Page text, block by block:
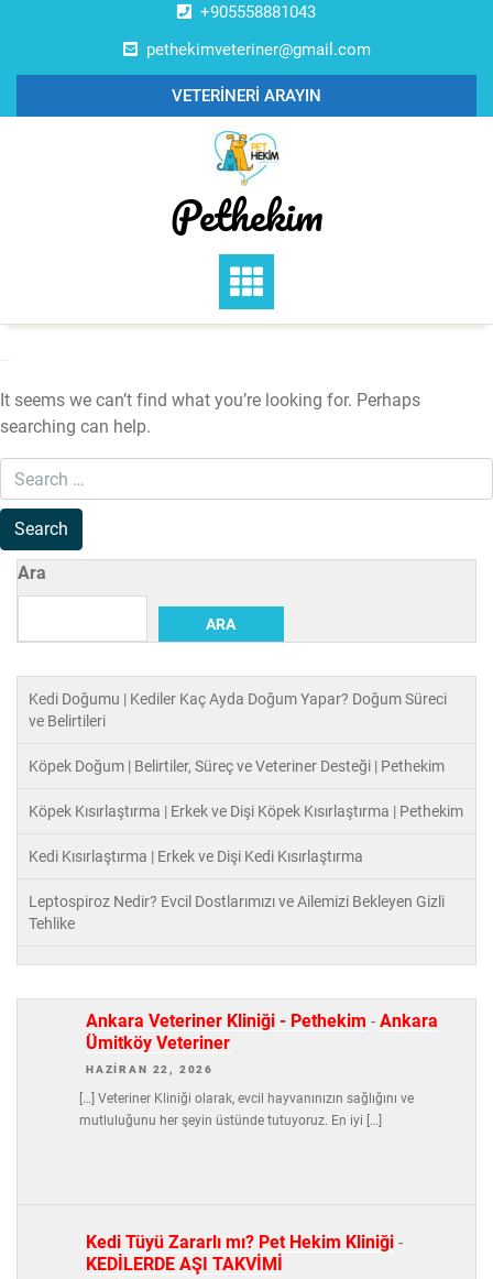
+905558881043
pethekimveteriner@gmail.com
VETERİNERİ ARAYIN
Pethekim
It seems we can’t find what you’re looking for. Perhaps
searching can help.
Ara
ARA
Kedi Doğumu | Kediler Kaç Ayda Doğum Yapar? Doğum Süreci
ve Belirtileri
Köpek Doğum | Belirtiler, Süreç ve Veteriner Desteği | Pethekim
Köpek Kısırlaştırma | Erkek ve Dişi Köpek Kısırlaştırma | Pethekim
Kedi Kısırlaştırma | Erkek ve Dişi Kedi Kısırlaştırma
Leptospiroz Nedir? Evcil Dostlarımızı ve Ailemizi Bekleyen Gizli
Tehlike
Ankara Veteriner Kliniği - Pethekim - Ankara
Ümitköy Veteriner
HAZIRAN 22, 2026
[…] Veteriner Kliniği olarak, evcil hayvanınızın sağlığını ve
mutluluğunu her şeyin üstünde tutuyoruz. En iyi […]
Kedi Tüyü Zararlı mı? Pet Hekim Kliniği -
KEDİLERDE AŞI TAKVİMİ